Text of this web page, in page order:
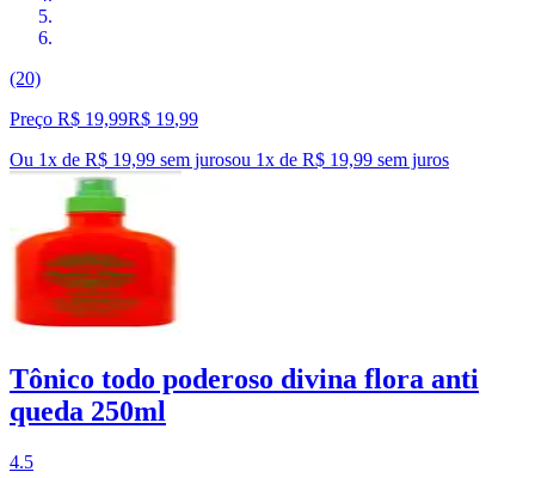
(20)
Preço R$ 19,99R$ 19,99
Ou 1x de R$ 19,99 sem jurosou 1x de R$ 19,99 sem juros
Tônico todo poderoso divina flora anti
queda 250ml
4.5